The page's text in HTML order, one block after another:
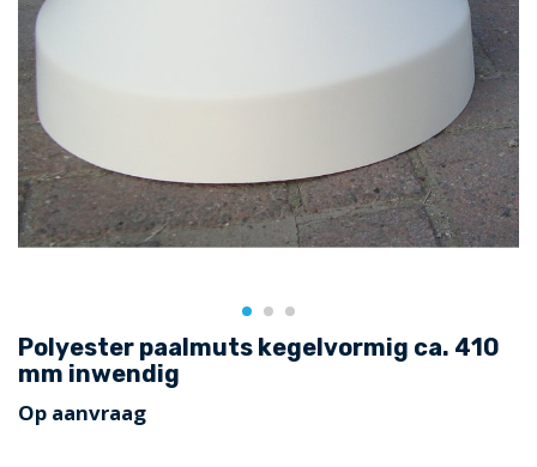
Polyester paalmuts kegelvormig ca. 410
mm inwendig
Op aanvraag